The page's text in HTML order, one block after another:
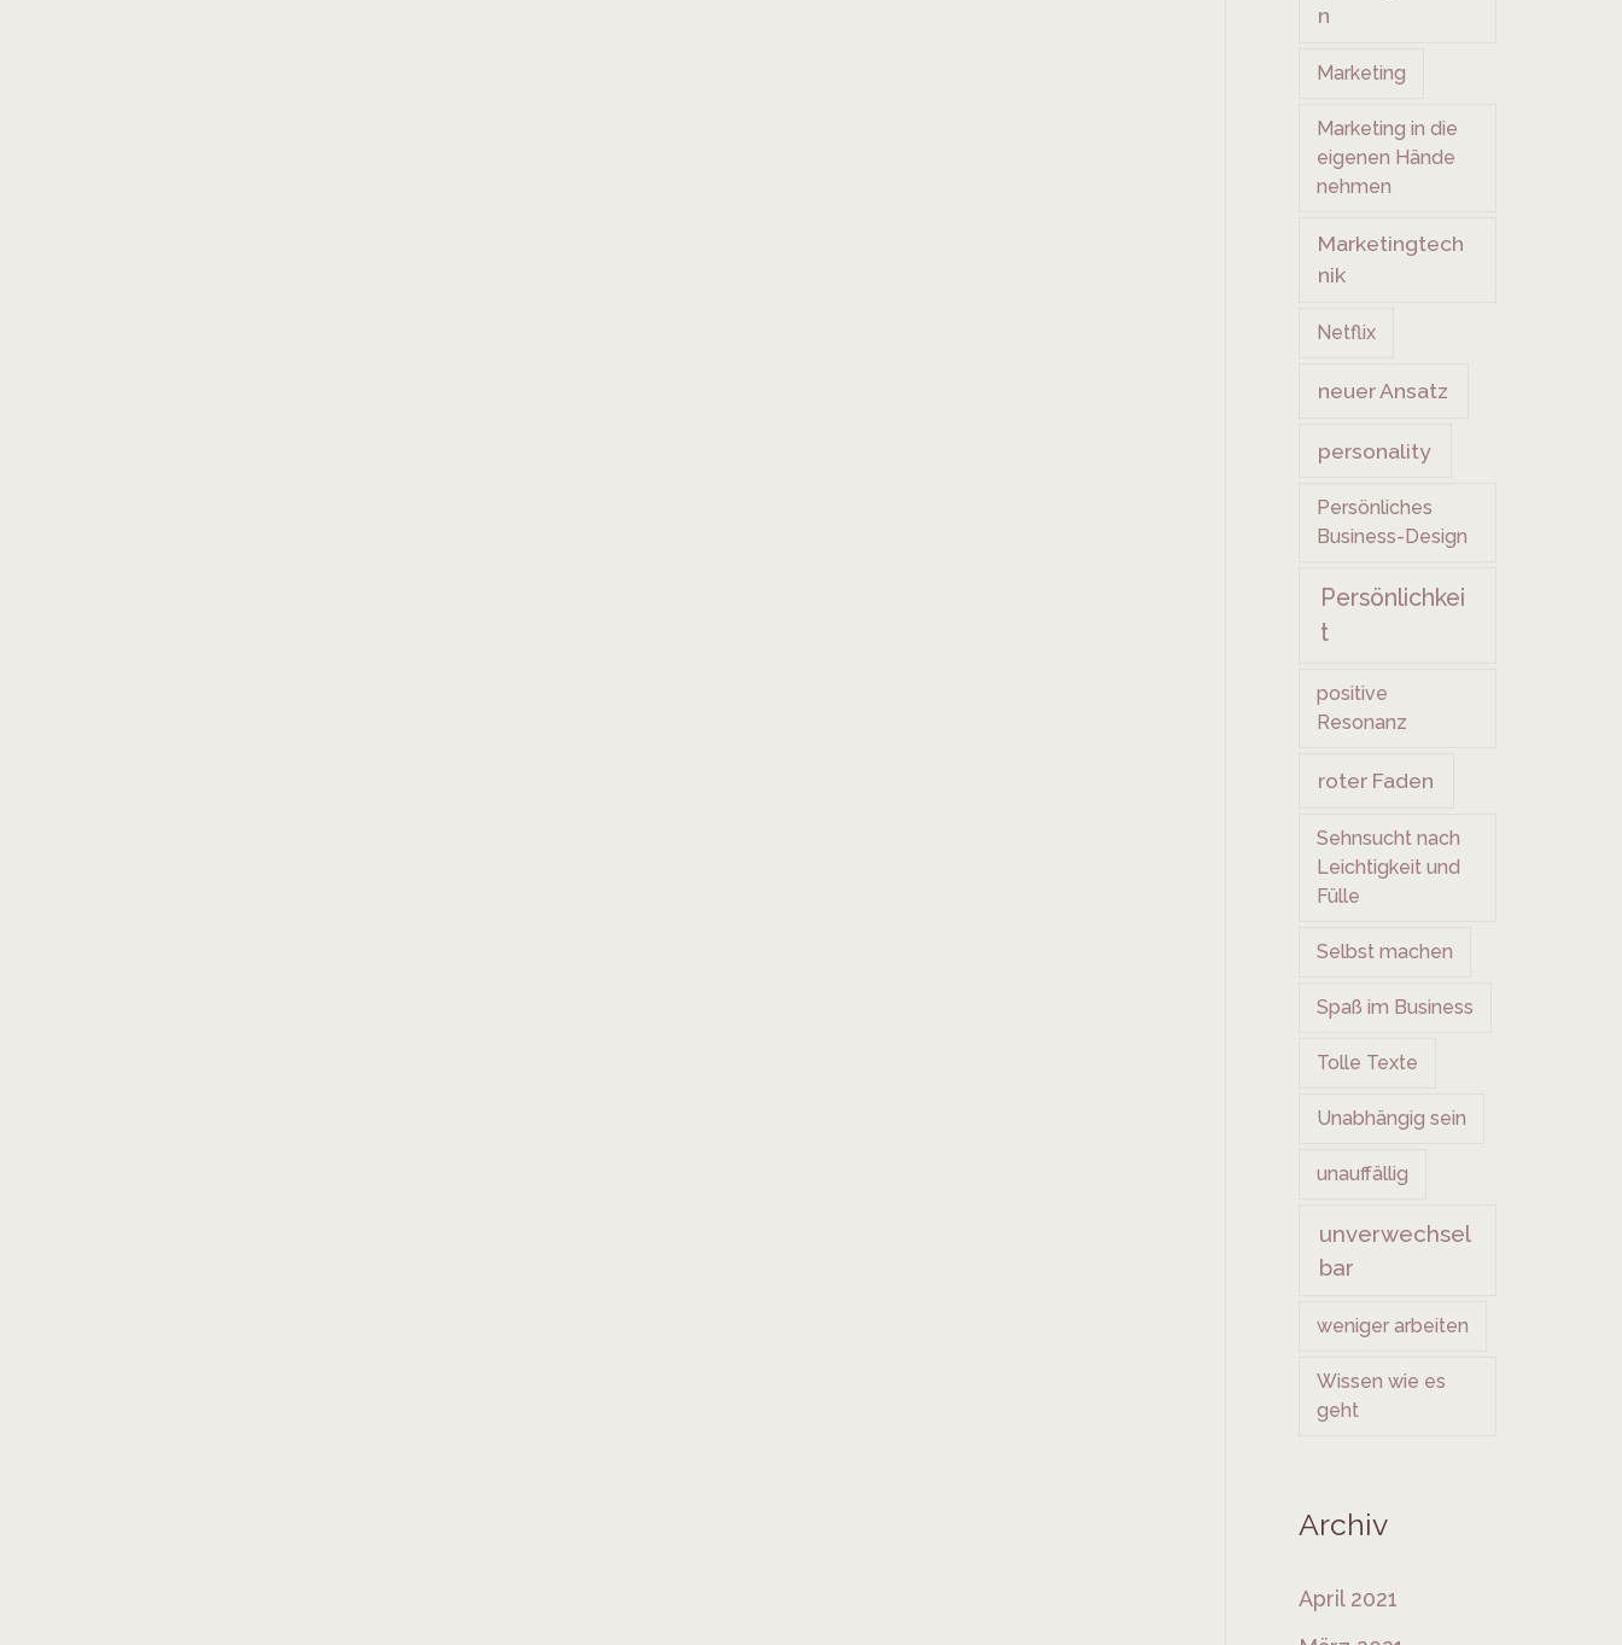
n
Marketing
Marketing in die
eigenen Hände
nehmen
Marketingtech
nik
Netflix
neuer Ansatz
personality
Persönliches
Business-Design
Persönlichkei
t
positive
Resonanz
roter Faden
Sehnsucht nach
Leichtigkeit und
Fülle
Selbst machen
Spaß im Business
Tolle Texte
Unabhängig sein
unauffällig
unverwechsel
bar
weniger arbeiten
Wissen wie es
geht
Archiv
April 2021